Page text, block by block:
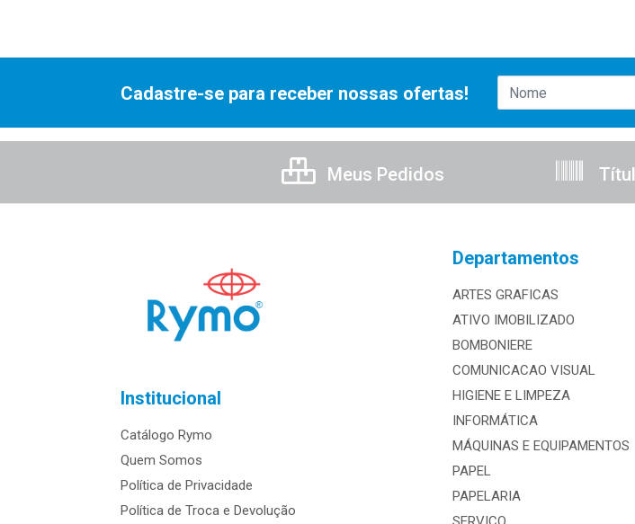
Cadastre-se para receber nossas ofertas!
Meus Pedidos
Institucional
Catálogo Rymo
Quem Somos
Política de Privacidade
Política de Troca e Devolução
Departamentos
ARTES GRAFICAS
ATIVO IMOBILIZADO
BOMBONIERE
COMUNICACAO VISUAL
HIGIENE E LIMPEZA
INFORMÁTICA
MÁQUINAS E EQUIPAMENTOS
PAPEL
PAPELARIA